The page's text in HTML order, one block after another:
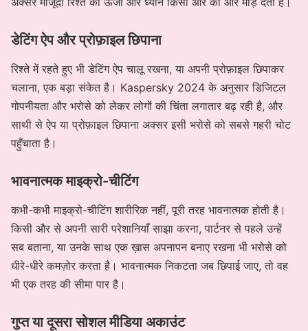
डेटिंग ऐप और प्रोफ़ाइल छिपाना
रिश्ते में रहते हुए भी डेटिंग ऐप चालू रखना, या अपनी प्रोफ़ाइल छिपाकर
चलाना, एक बड़ा संकेत है। Kaspersky 2024 के अनुसार डिजिटल
गोपनीयता और भरोसे को लेकर लोगों की चिंता लगातार बढ़ रही है, और
साथी से ऐप या प्रोफ़ाइल छिपाना अक्सर इसी भरोसे को सबसे गहरी चोट
पहुँचाता है।
भावनात्मक माइक्रो-चीटिंग
कभी-कभी माइक्रो-चीटिंग शारीरिक नहीं, पूरी तरह भावनात्मक होती है।
किसी और से अपनी सारी परेशानियाँ साझा करना, पार्टनर से पहले उन्हें
सब बताना, या उनके साथ एक ख़ास अपनापन बनाए रखना भी भरोसे को
धीरे-धीरे कमज़ोर करता है। भावनात्मक निकटता जब छिपाई जाए, तो वह
भी एक तरह की सीमा पार है।
गुप्त या दूसरा सोशल मीडिया अकाउंट